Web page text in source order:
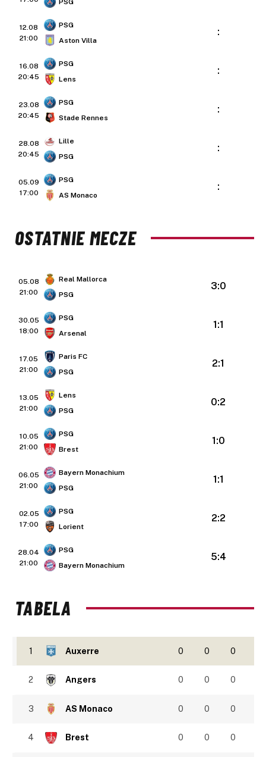
PSG
12.08
21:00
PSG
Aston Villa
:
16.08
20:45
PSG
Lens
:
23.08
20:45
PSG
Stade Rennes
:
28.08
20:45
Lille
PSG
:
05.09
17:00
PSG
AS Monaco
:
OSTATNIE MECZE
05.08
21:00
Real Mallorca
PSG
3:0
30.05
18:00
PSG
Arsenal
1:1
17.05
21:00
Paris FC
PSG
2:1
13.05
21:00
Lens
PSG
0:2
10.05
21:00
PSG
Brest
1:0
06.05
21:00
Bayern Monachium
PSG
1:1
02.05
17:00
PSG
Lorient
2:2
28.04
21:00
PSG
Bayern Monachium
5:4
TABELA
1 Auxerre 0 0 0
2 Angers 0 0 0
3 AS Monaco 0 0 0
4 Brest 0 0 0